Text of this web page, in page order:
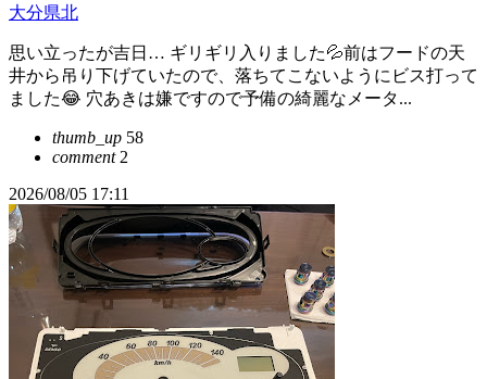
大分県北
思い立ったが吉日… ギリギリ入りました💦前はフードの天
井から吊り下げていたので、落ちてこないようにビス打って
ました😂 穴あきは嫌ですので予備の綺麗なメータ...
thumb_up 58
comment2
2026/08/05 17:11